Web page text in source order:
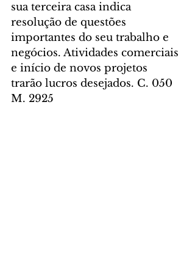
sua terceira casa indica
resolução de questões
importantes do seu trabalho e
negócios. Atividades comerciais
e início de novos projetos
trarão lucros desejados. C. 050
M. 2925